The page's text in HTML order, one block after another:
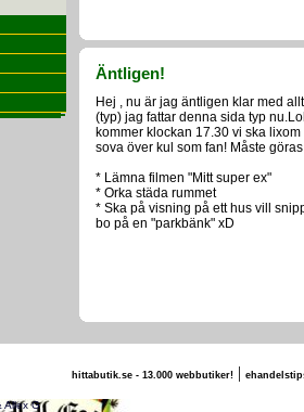
Äntligen!
Hej , nu är jag äntligen klar med allt
(typ) jag fattar denna sida typ
kommer klockan 17.30 vi ska lixom
sova över kul som fan! Måste
* Lämna filmen "Mitt super ex"
* Orka städa rummet
* Ska på visning på ett hus vill
bo på en "parkbänk" xD
hittabutik.se - 13.000 webbutiker!|
& Allex G